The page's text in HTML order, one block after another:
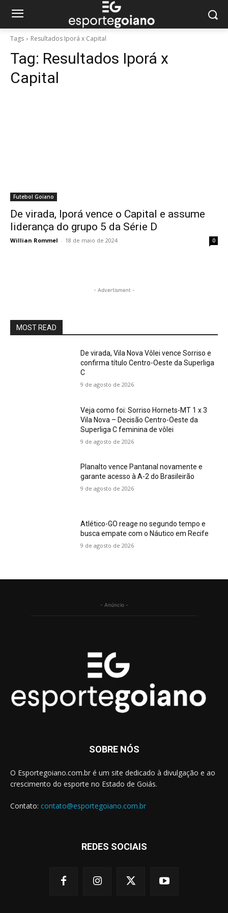
Tags Resultados Iporá x Capital
Tag: Resultados Iporá x
Capital
Futebol Goiano
De virada, Iporá vence o Capital e assume
liderança do grupo 5 da Série D
Willian Rommel - 18 de maio de 2024 0
- Advertisment -
MOST READ
De virada, Vila Nova Vôlei vence Sorriso e
confirma título Centro-Oeste da Superliga
C
9 de agosto de 2026
Veja como foi: Sorriso Hornets-MT 1 x 3
Vila Nova – Decisão Centro-Oeste da
Superliga C feminina de vôlei
9 de agosto de 2026
Planalto vence Pantanal novamente e
garante acesso à A-2 do Brasileirão
9 de agosto de 2026
Atlético-GO reage no segundo tempo e
busca empate com o Náutico em Recife
9 de agosto de 2026
- Anúncio -
SOBRE NÓS
O Esportegoiano.com.br é um site dedicado à divulgação e ao
crescimento do esporte no Estado de Goiás.
Contato: contato@esportegoiano.com.br
REDES SOCIAIS